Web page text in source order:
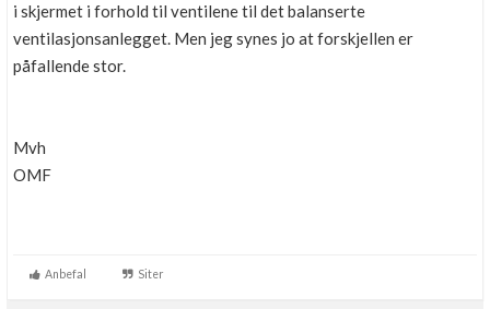
i skjermet i forhold til ventilene til det balanserte
ventilasjonsanlegget. Men jeg synes jo at forskjellen er
påfallende stor.
Mvh
OMF
Anbefal Siter